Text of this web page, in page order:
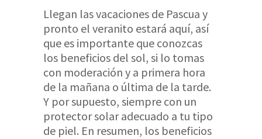
Llegan las vacaciones de Pascua y
pronto el veranito estará aquí, así
que es importante que conozcas
los beneficios del sol, si lo tomas
con moderación y a primera hora
de la mañana o última de la tarde.
Y por supuesto, siempre con un
protector solar adecuado a tu tipo
de piel. En resumen, los beneficios